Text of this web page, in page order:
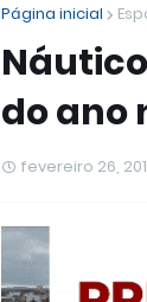
Página inicial
do ano
fevereiro 26,